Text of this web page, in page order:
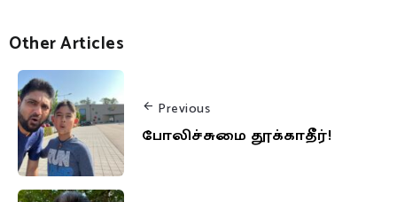
Other Articles
Previous
போலிச்சுமை தூக்காதீர்!